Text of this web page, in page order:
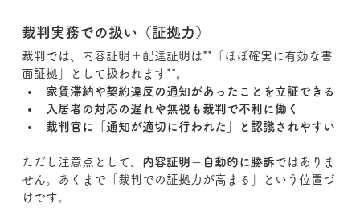
裁判実務での扱い（証拠力）
裁判では、内容証明＋配達証明は**「ほぼ確実に有効な書
面証拠」として扱われます**。
家賃滞納や契約違反の通知があったことを立証できる
入居者の対応の遅れや無視も裁判で不利に働く
裁判官に「通知が適切に行われた」と認識されやすい
ただし注意点として、 内容証明＝自動的に勝訴ではありま
せん。あくまで「裁判での証拠力が高まる」という位置づ
けです。